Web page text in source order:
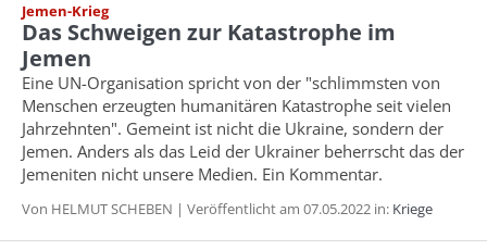
Jemen-Krieg
Das Schweigen zur Katastrophe im
Jemen
Eine UN-Organisation spricht von der "schlimmsten von
Menschen erzeugten humanitären Katastrophe seit vielen
Jahrzehnten". Gemeint ist nicht die Ukraine, sondern der
Jemen. Anders als das Leid der Ukrainer beherrscht das der
Jemeniten nicht unsere Medien. Ein Kommentar.
Von HELMUT SCHEBEN | Veröffentlicht am 07.05.2022 in: Kriege